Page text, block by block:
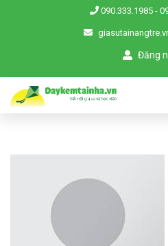
090.333.1985 -
Đăng